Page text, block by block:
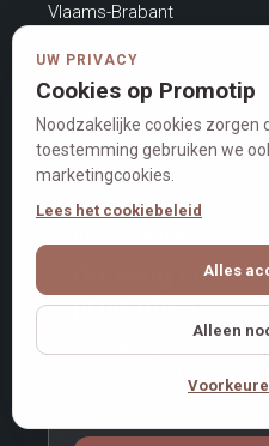
Vlaams-Brabant
Luxemburg
Waals-Brabant
Ontvang
promoties
Kies uw regio en
UW PRIVACY
Cookies op Promotip
Noodzakelijke cookies
toestemming gebruiken we
marketingcookies.
Lees het cookiebeleid
Alles
Alleen